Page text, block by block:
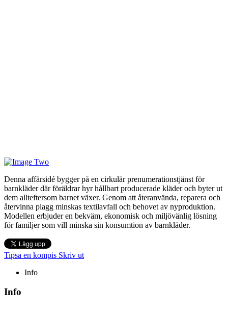
Denna affärsidé bygger på en cirkulär prenumerationstjänst för
barnkläder där föräldrar hyr hållbart producerade kläder och byter ut
dem allteftersom barnet växer. Genom att återanvända, reparera och
återvinna plagg minskas textilavfall och behovet av nyproduktion.
Modellen erbjuder en bekväm, ekonomisk och miljövänlig lösning
för familjer som vill minska sin konsumtion av barnkläder.
Tipsa en kompis Skriv ut
Info
Info